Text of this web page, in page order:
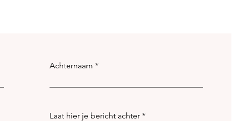
Achternaam
Laat hier je bericht achter